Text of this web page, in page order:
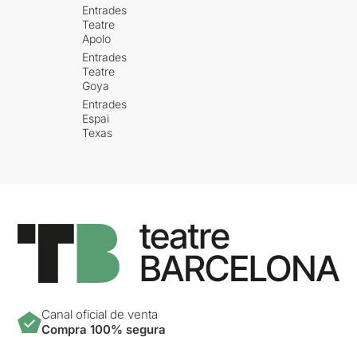
Entrades
Teatre
Apolo
Entrades
Teatre
Goya
Entrades
Espai
Texas
Canal oficial de venta
Compra 100% segura